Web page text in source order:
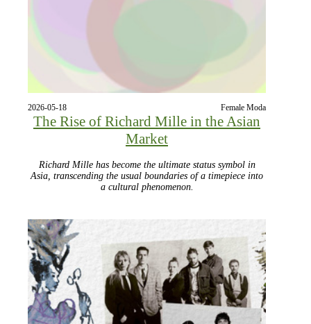
2026-05-18 Female Moda
The Rise of Richard Mille in the Asian
Market
Richard Mille has become the ultimate status symbol in
Asia, transcending the usual boundaries of a timepiece into
a cultural phenomenon.